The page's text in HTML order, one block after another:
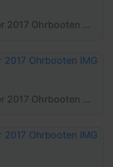
2017 08 17 Chiemsee Summer 2017 Ohrbooten IMG 9747 Rydle net
2017 08 17 Chiemsee Summer 2017 Ohrbooten IMG 9752 Rydle net